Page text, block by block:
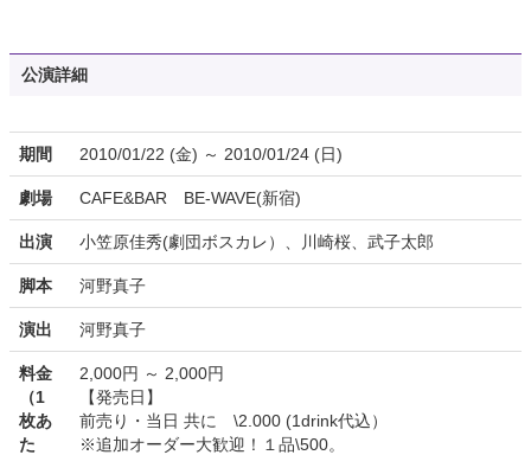
公演詳細
期間 2010/01/22 (金) ～ 2010/01/24 (日)
劇場 CAFE&BAR BE-WAVE(新宿)
出演 小笠原佳秀(劇団ボスカレ）、川崎桜、武子太郎
脚本 河野真子
演出 河野真子
料金
（1
枚あ
た
2,000円 ～ 2,000円
【発売日】
前売り・当日 共に \2.000 (1drink代込）
※追加オーダー大歓迎！１品\500。